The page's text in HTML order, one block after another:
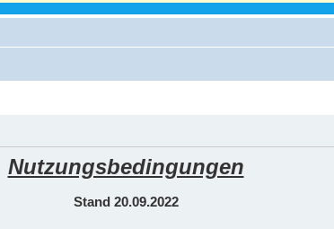
Nutzungsbedingungen
Stand 20.09.2022